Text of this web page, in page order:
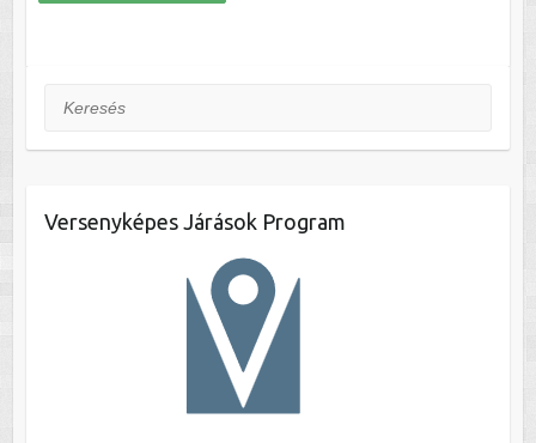
Keresés
Versenyképes Járások Program